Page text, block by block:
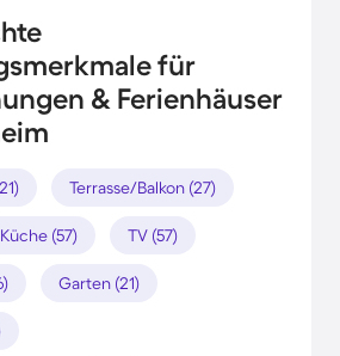
für
& Ferienhäuser
Terrasse/Balkon (27)
Küche (57) TV (57)
Garten (21)